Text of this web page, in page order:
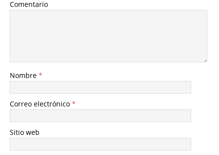
Comentario
Nombre *
Correo electrónico *
Sitio web